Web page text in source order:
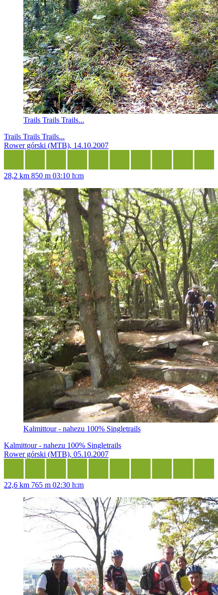
Trails Trails Trails...
Trails Trails Trails...
Rower górski (MTB), 14.10.2007
28,2 km 850 m 03:10 h:m
Kalmittour - nahezu 100% Singletrails
Kalmittour - nahezu 100% Singletrails
Rower górski (MTB), 05.10.2007
22,6 km 765 m 02:30 h:m